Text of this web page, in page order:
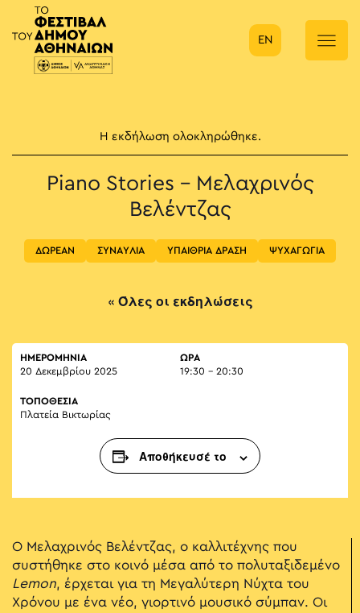
Κύρια πλοήγηση
EN
Η εκδήλωση ολοκληρώθηκε.
Piano Stories – Μελαχρινός
Βελέντζας
ΔΩΡΕΑΝ ΣΥΝΑΥΛΙΑ ΥΠΑΙΘΡΙΑ ΔΡΑΣΗ ΨΥΧΑΓΩΓΙΑ
« Όλες οι εκδηλώσεις
ΗΜΕΡΟΜΗΝΙΑ
20 Δεκεμβρίου 2025
ΏΡΑ
19:30 - 20:30
ΤΟΠΟΘΕΣΙΑ
Πλατεία Βικτωρίας
Αποθήκευσέ το
Ο Μελαχρινός Βελέντζας, ο καλλιτέχνης που
συστήθηκε στο κοινό μέσα από το πολυταξιδεμένο
Lemon, έρχεται για τη Μεγαλύτερη Νύχτα του
Χρόνου με ένα νέο, γιορτινό μουσικό σύμπαν. Οι